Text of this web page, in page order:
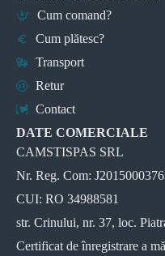
Cum comand?
Cum plătesc?
Transport
Retur
Contact
DATE COMERCIALE
CAMSTISPAS SRL
Nr. Reg. Com:
CUI: RO 34988581
str. Crinului, nr. 37, loc.
Certificat de înregistrare a